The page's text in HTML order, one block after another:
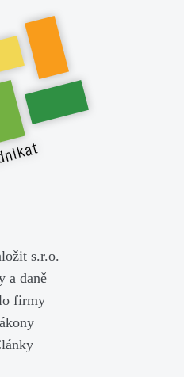
s.r.o.
a daně
firmy